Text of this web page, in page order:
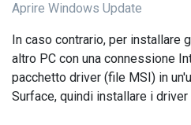
Aprire Windows Update
In caso contrario, per installare
altro PC con una connessione
pacchetto driver (file MSI) in
Surface, quindi installare i driver